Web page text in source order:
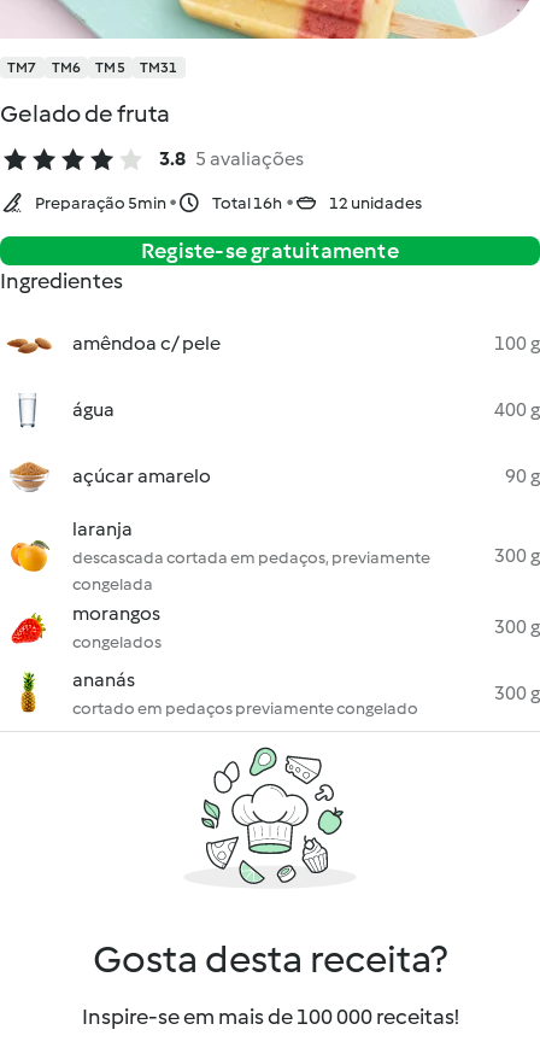
TM7 TM6 TM5 TM31
Gelado de fruta
3.8 5 avaliações
Preparação 5min Total 16h 12 unidades
Registe-se gratuitamente
Ingredientes
amêndoa c/ pele 100 g
água 400 g
açúcar amarelo 90 g
laranja
descascada cortada em pedaços, previamente
congelada
300 g
morangos
congelados
300 g
ananás
cortado em pedaços previamente congelado
300 g
Gosta desta receita?
Inspire-se em mais de 100 000 receitas!